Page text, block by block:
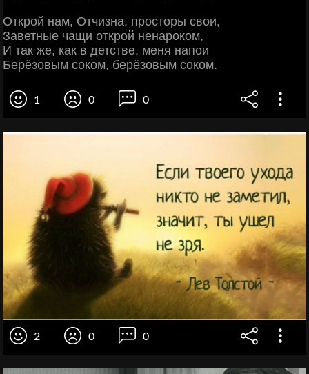
Открой нам, Отчизна, просторы свои,
Заветные чащи открой ненароком,
И так же, как в детстве, меня напои
Берёзовым соком, берёзовым соком.
1 0 0
2 0 0